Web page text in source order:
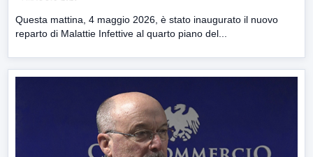
Questa mattina, 4 maggio 2026, è stato inaugurato il nuovo
reparto di Malattie Infettive al quarto piano del...